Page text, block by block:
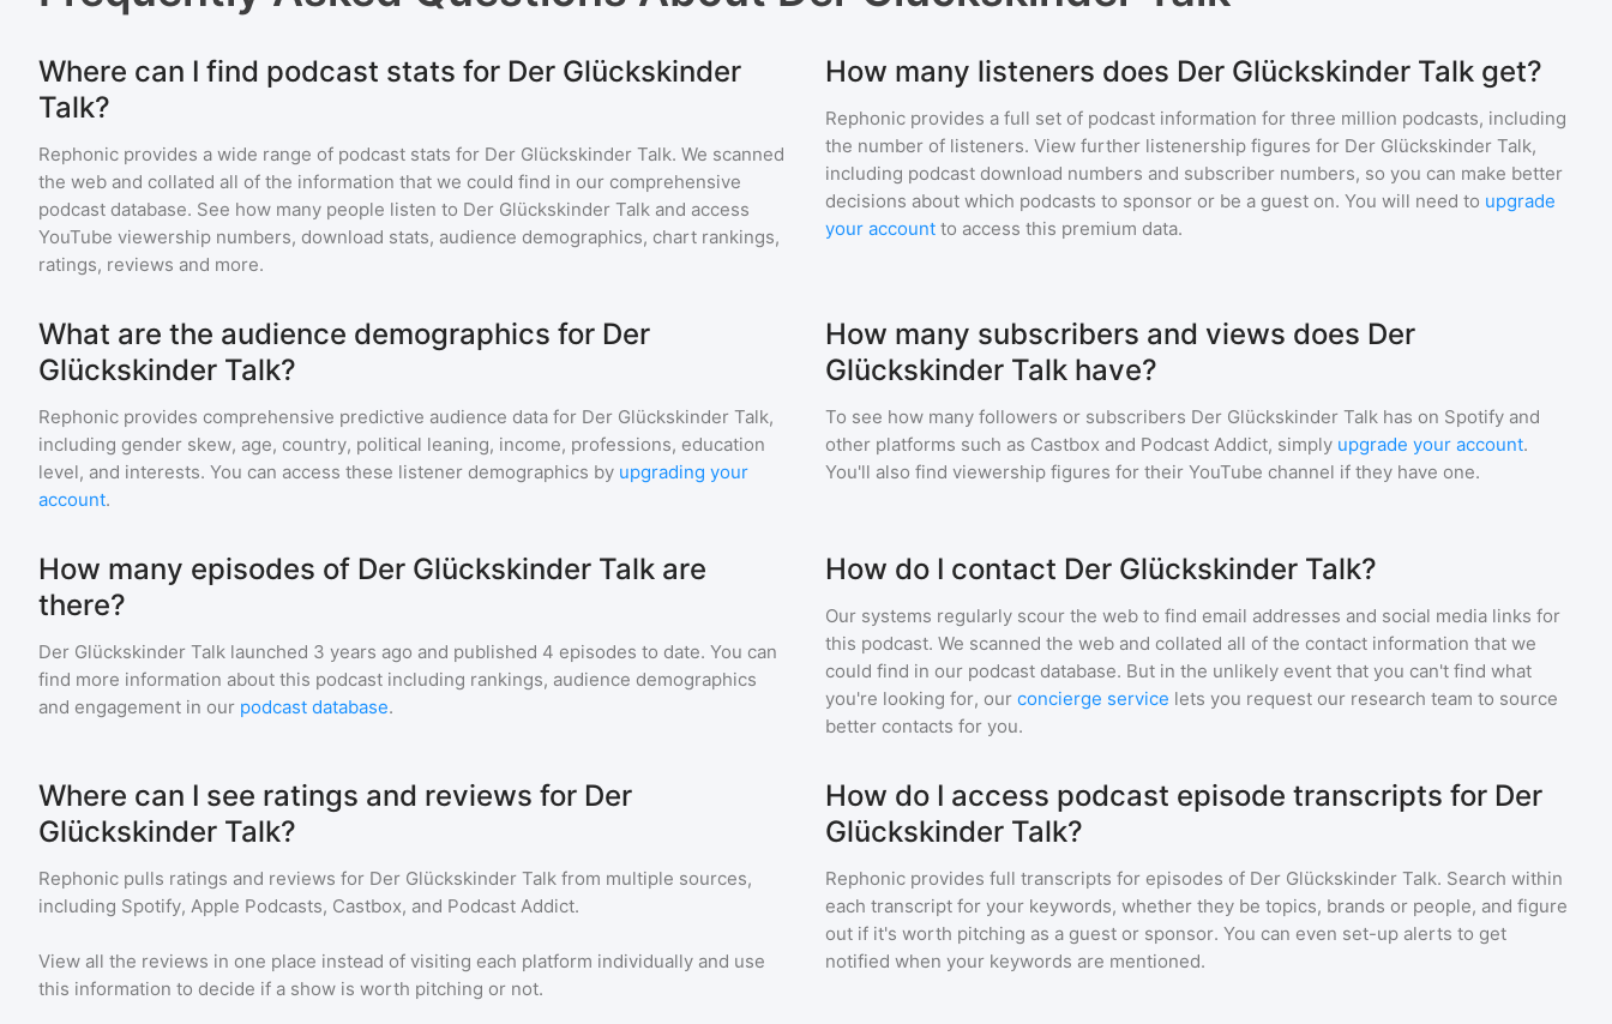
Where can I find podcast stats for Der Glückskinder
Talk?
Rephonic provides a wide range of podcast stats for Der Glückskinder Talk. We scanned
the web and collated all of the information that we could find in our comprehensive
podcast database. See how many people listen to Der Glückskinder Talk and access
YouTube viewership numbers, download stats, audience demographics, chart rankings,
ratings, reviews and more.
How many listeners does Der Glückskinder Talk get?
Rephonic provides a full set of podcast information for three million podcasts, including
the number of listeners. View further listenership figures for Der Glückskinder Talk,
including podcast download numbers and subscriber numbers, so you can make better
decisions about which podcasts to sponsor or be a guest on. You will need to upgrade
your account to access this premium data.
What are the audience demographics for Der
Glückskinder Talk?
Rephonic provides comprehensive predictive audience data for Der Glückskinder Talk,
including gender skew, age, country, political leaning, income, professions, education
level, and interests. You can access these listener demographics by upgrading your
account.
How many subscribers and views does Der
Glückskinder Talk have?
To see how many followers or subscribers Der Glückskinder Talk has on Spotify and
other platforms such as Castbox and Podcast Addict, simply upgrade your account.
You'll also find viewership figures for their YouTube channel if they have one.
How many episodes of Der Glückskinder Talk are
there?
Der Glückskinder Talk launched 3 years ago and published 4 episodes to date. You can
find more information about this podcast including rankings, audience demographics
and engagement in our podcast database.
How do I contact Der Glückskinder Talk?
Our systems regularly scour the web to find email addresses and social media links for
this podcast. We scanned the web and collated all of the contact information that we
could find in our podcast database. But in the unlikely event that you can't find what
you're looking for, our concierge service lets you request our research team to source
better contacts for you.
Where can I see ratings and reviews for Der
Glückskinder Talk?
Rephonic pulls ratings and reviews for Der Glückskinder Talk from multiple sources,
including Spotify, Apple Podcasts, Castbox, and Podcast Addict.
View all the reviews in one place instead of visiting each platform individually and use
this information to decide if a show is worth pitching or not.
How do I access podcast episode transcripts for Der
Glückskinder Talk?
Rephonic provides full transcripts for episodes of Der Glückskinder Talk. Search within
each transcript for your keywords, whether they be topics, brands or people, and figure
out if it's worth pitching as a guest or sponsor. You can even set-up alerts to get
notified when your keywords are mentioned.